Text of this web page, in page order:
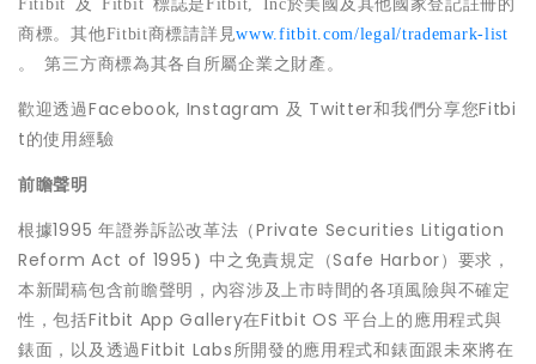
商標。其他Fitbit商標請詳見www.fitbit.com/legal/trademark-list
第三方商標為其各自所屬企業之財產。
歡迎透過Facebook, Instagram 及 Twitter和我們分享您Fitbi
t的使用經驗
前瞻聲明
根據1995 年證券訴訟改革法（Private Securities Litigation
Reform Act of 1995 ）中之免責規定（Safe Harbor）要求，
本新聞稿包含前瞻聲明，內容涉及上市時間的各項風險與不確定
性，包括Fitbit App Gallery在Fitbit OS 平台上的應用程式與
錶面，以及透過Fitbit Labs所開發的應用程式和錶面跟未來將在